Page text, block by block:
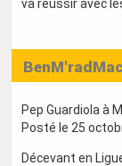
va réussir avec
Pep Guardiola à
Posté le 25
Décevant en